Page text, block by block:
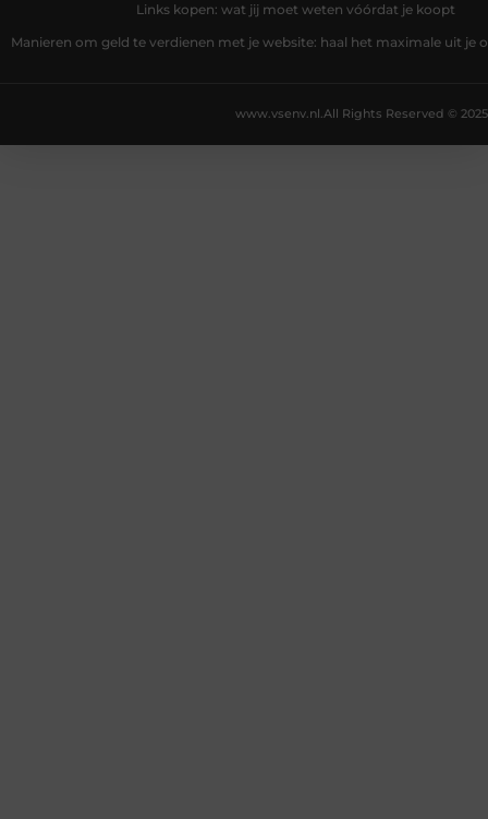
Links kopen: wat jij moet weten vóórdat je koopt
Manieren om geld te verdienen met je website: haal het maximale uit je
All Rights Reserved © 2025
www.vsenv.nl.